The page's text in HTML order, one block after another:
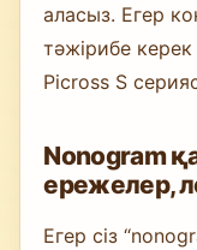
аласыз. Егер
тәжірибе
Picross S
Nonogram
ережелер,
Егер сіз